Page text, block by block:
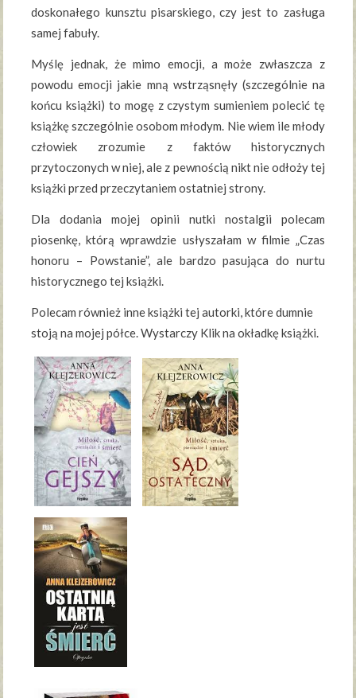
doskonałego kunsztu pisarskiego, czy jest to zasługa
samej fabuły.
Myślę jednak, że mimo emocji, a może zwłaszcza z
powodu emocji jakie mną wstrząsnęły (szczególnie na
końcu książki) to mogę z czystym sumieniem polecić tę
książkę szczególnie osobom młodym. Nie wiem ile młody
człowiek zrozumie z faktów historycznych
przytoczonych w niej, ale z pewnością nikt nie odłoży tej
książki przed przeczytaniem ostatniej strony.
Dla dodania mojej opinii nutki nostalgii polecam
piosenkę, którą wprawdzie usłyszałam w filmie „Czas
honoru – Powstanie”, ale bardzo pasująca do nurtu
historycznego tej książki.
Polecam również inne książki tej autorki, które dumnie
stoją na mojej półce. Wystarczy Klik na okładkę książki.